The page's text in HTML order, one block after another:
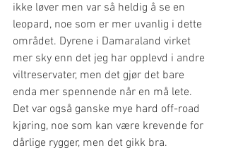
ikke løver men var så heldig å se en
leopard, noe som er mer uvanlig i dette
området. Dyrene i Damaraland virket
mer sky enn det jeg har opplevd i andre
viltreservater, men det gjør det bare
enda mer spennende når en må lete.
Det var også ganske mye hard off-road
kjøring, noe som kan være krevende for
dårlige rygger, men det gikk bra.